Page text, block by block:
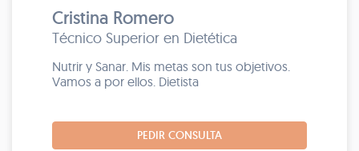
Cristina Romero
Técnico Superior en Dietética
Nutrir y Sanar. Mis metas son tus objetivos.
Vamos a por ellos. Dietista
PEDIR CONSULTA